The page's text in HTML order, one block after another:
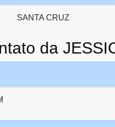
SANTA CRUZ
da